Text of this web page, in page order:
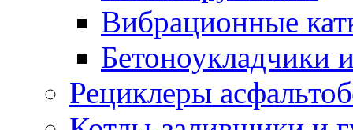
Вибрационные
Бетоноукладчики
Рециклеры